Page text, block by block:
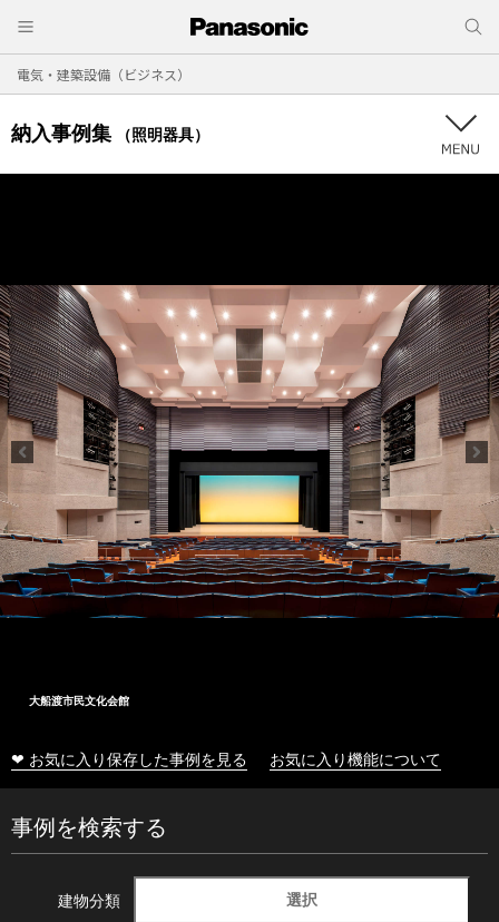
電気・建築設備（ビジネス）
納入事例集 （照明器具）
大船渡市民文化会館
❤ お気に入り保存した事例を見る お気に入り機能について
事例を検索する
建物分類 選択